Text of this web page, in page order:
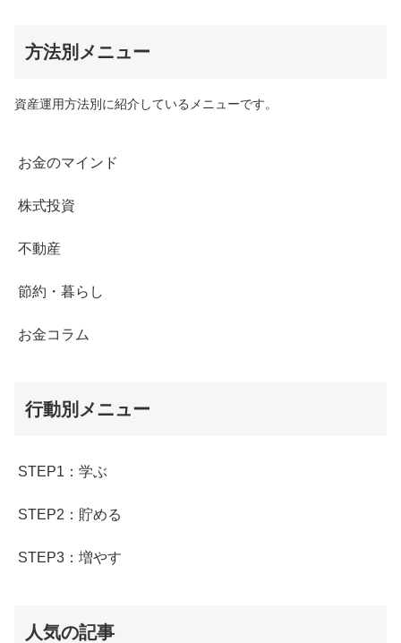
方法別メニュー
資産運用方法別に紹介しているメニューです。
お金のマインド
株式投資
不動産
節約・暮らし
お金コラム
行動別メニュー
STEP1：学ぶ
STEP2：貯める
STEP3：増やす
人気の記事